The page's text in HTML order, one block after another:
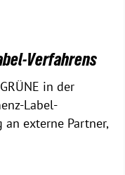
Verfahrens
in der
Label-
externe Partner,